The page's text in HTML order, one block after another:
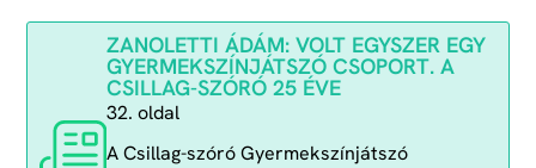
ZANOLETTI ÁDÁM: VOLT EGYSZER EGY
GYERMEKSZÍNJÁTSZÓ CSOPORT. A
CSILLAG-SZÓRÓ 25 ÉVE
32. oldal
A Csillag-szóró Gyermekszínjátszó